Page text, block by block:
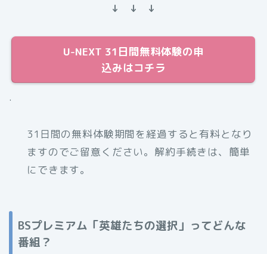
↓ ↓ ↓
U-NEXT 31日間無料体験の申
込みはコチラ
.
31日間の無料体験期間を経過すると有料となり
ますのでご留意ください。解約手続きは、簡単
にできます。
BSプレミアム「英雄たちの選択」ってどんな
番組？